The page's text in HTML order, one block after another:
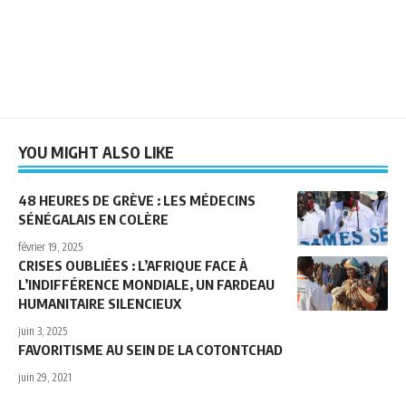
YOU MIGHT ALSO LIKE
48 HEURES DE GRÈVE : LES MÉDECINS
SÉNÉGALAIS EN COLÈRE
février 19, 2025
CRISES OUBLIÉES : L’AFRIQUE FACE À
L’INDIFFÉRENCE MONDIALE, UN FARDEAU
HUMANITAIRE SILENCIEUX
juin 3, 2025
FAVORITISME AU SEIN DE LA COTONTCHAD
juin 29, 2021